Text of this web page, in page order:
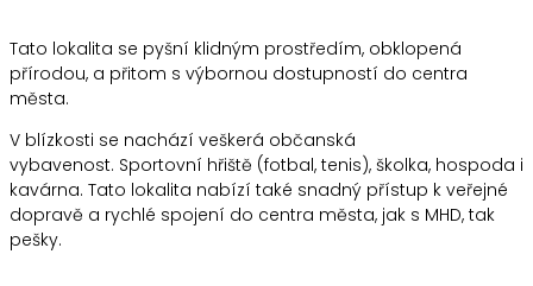
Tato lokalita se pyšní klidným prostředím, obklopená
přírodou, a přitom s výbornou dostupností do centra
města.
V blízkosti se nachází veškerá občanská
vybavenost. Sportovní hřiště (fotbal, tenis), školka, hospoda i
kavárna. Tato lokalita nabízí také snadný přístup k veřejné
dopravě a rychlé spojení do centra města, jak s MHD, tak
pešky.